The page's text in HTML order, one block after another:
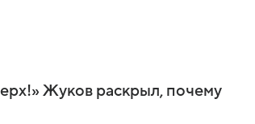
Жуков раскрыл, почему